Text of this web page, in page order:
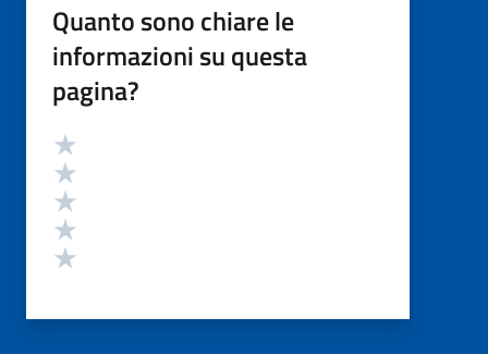
Quanto sono chiare le
informazioni su questa
pagina?
Valutazione